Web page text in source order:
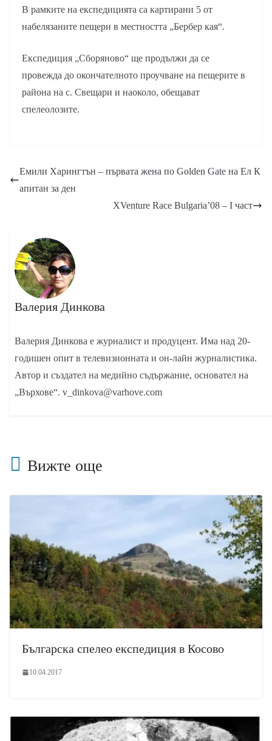
В рамките на експедицията са картирани 5 от
набелязаните пещери в местността „Бербер кая“.
Експедиция „Сборяново“ ще продължи да се
провежда до окончателното проучване на пещерите в
района на с. Свещари и наоколо, обещават
спелеолозите.
Емили Харингтън – първата жена по Golden Gate на Ел К
апитан за ден
XVenture Race Bulgaria’08 – I част
Валерия Динкова
Валерия Динкова е журналист и продуцент. Има над 20-
годишен опит в телевизионната и он-лайн журналистика.
Автор и създател на медийно съдържание, основател на
„Върхове“. v_dinkova@varhove.com
Вижте още
Българска спелео експедиция в Косово
10.04.2017